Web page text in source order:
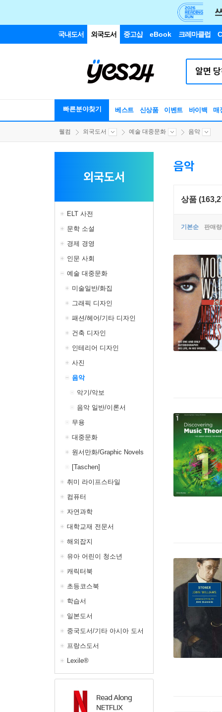
국내도서 외국도서 중고샵 eBook 크레마클럽
빠른분야찾기 베스트 신상품 이벤트 바이백 매
웰컴 외국도서 예술 대중문화 음악
외국도서
ELT 사전
문학 소설
경제 경영
인문 사회
예술 대중문화
미술일반/화집
그래픽 디자인
패션/헤어/기타 디자인
건축 디자인
인테리어 디자인
사진
음악
악기/악보
음악 일반/이론서
무용
대중문화
원서만화/Graphic Novels
[Taschen]
취미 라이프스타일
컴퓨터
자연과학
대학교재 전문서
해외잡지
유아 어린이 청소년
캐릭터북
초등코스북
학습서
일본도서
중국도서/기타 아시아 도서
프랑스도서
Lexile®
음악
상품
기본순 판매